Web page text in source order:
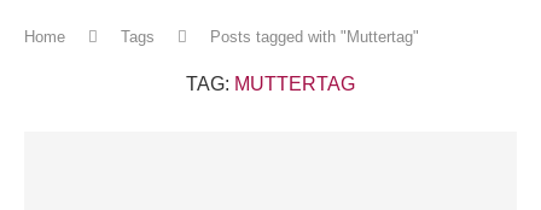
Home Tags Posts tagged with "Muttertag"
TAG: MUTTERTAG